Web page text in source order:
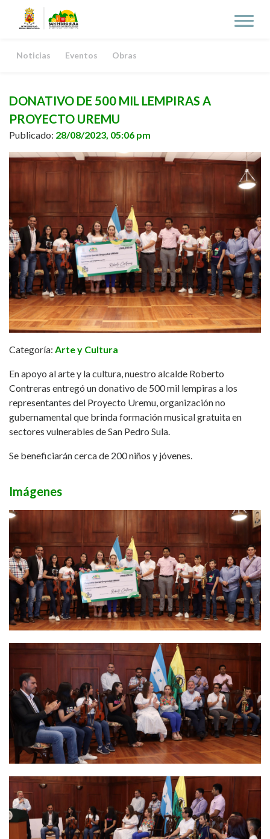
Noticias Eventos Obras
DONATIVO DE 500 MIL LEMPIRAS A
PROYECTO UREMU
Publicado: 28/08/2023, 05:06 pm
Categoría: Arte y Cultura
En apoyo al arte y la cultura, nuestro alcalde Roberto
Contreras entregó un donativo de 500 mil lempiras a los
representantes del Proyecto Uremu, organización no
gubernamental que brinda formación musical gratuita en
sectores vulnerables de San Pedro Sula.
Se beneficiarán cerca de 200 niños y jóvenes.
Imágenes